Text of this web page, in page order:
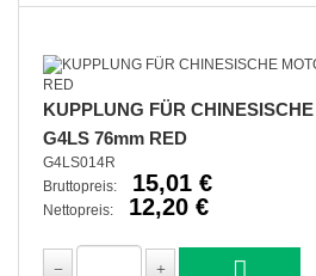
KUPPLUNG FÜR
G4LS 76mm RED
G4LS014R
Bruttopreis:
15,01 €
Nettopreis: 12,20 €